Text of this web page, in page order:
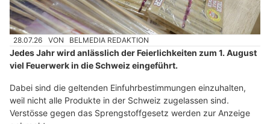
28.07.26 VON BELMEDIA REDAKTION
Jedes Jahr wird anlässlich der Feierlichkeiten zum 1. August
viel Feuerwerk in die Schweiz eingeführt.
Dabei sind die geltenden Einfuhrbestimmungen einzuhalten,
weil nicht alle Produkte in der Schweiz zugelassen sind.
Verstösse gegen das Sprengstoffgesetz werden zur Anzeige